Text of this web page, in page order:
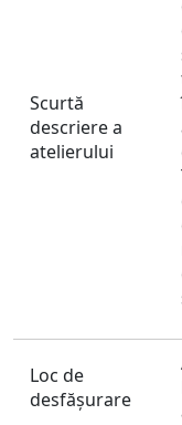
Scurtă
descriere a
atelierului
Loc de
desfăşurare